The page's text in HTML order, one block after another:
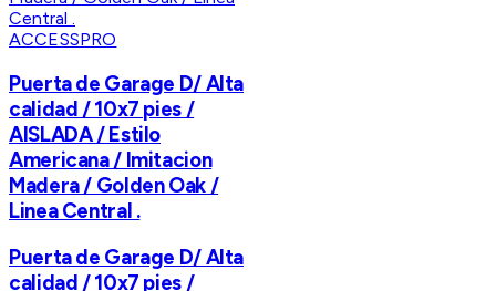
ACCESSPRO
Puerta de Garage D/ Alta
calidad / 10x7 pies /
AISLADA / Estilo
Americana / Imitacion
Madera / Golden Oak /
Linea Central .
Puerta de Garage D/ Alta
calidad / 10x7 pies /